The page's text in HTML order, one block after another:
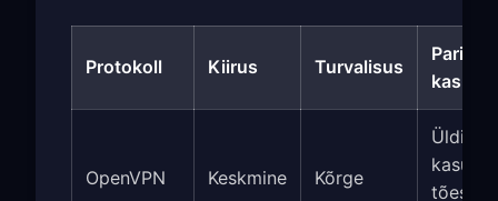
Protokoll Kiirus Turvalisus
Parim
OpenVPN Keskmine Kõrge